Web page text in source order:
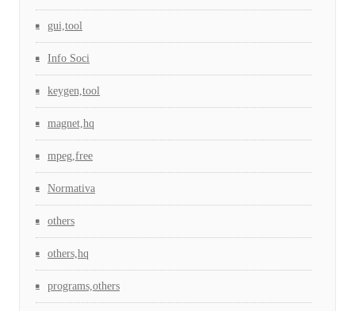
gui,tool
Info Soci
keygen,tool
magnet,hq
mpeg,free
Normativa
others
others,hq
programs,others